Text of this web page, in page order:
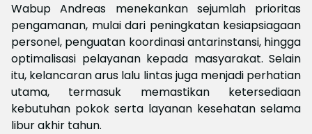
Wabup Andreas menekankan sejumlah prioritas
pengamanan, mulai dari peningkatan kesiapsiagaan
personel, penguatan koordinasi antarinstansi, hingga
optimalisasi pelayanan kepada masyarakat. Selain
itu, kelancaran arus lalu lintas juga menjadi perhatian
utama, termasuk memastikan ketersediaan
kebutuhan pokok serta layanan kesehatan selama
libur akhir tahun.